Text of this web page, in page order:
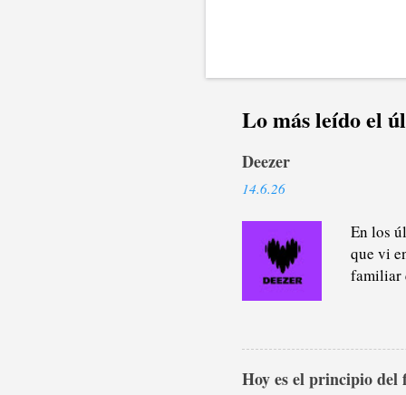
Lo más leído el
Deezer
14.6.26
En los
que vi
familiar
últimos
Hoy es el principio del